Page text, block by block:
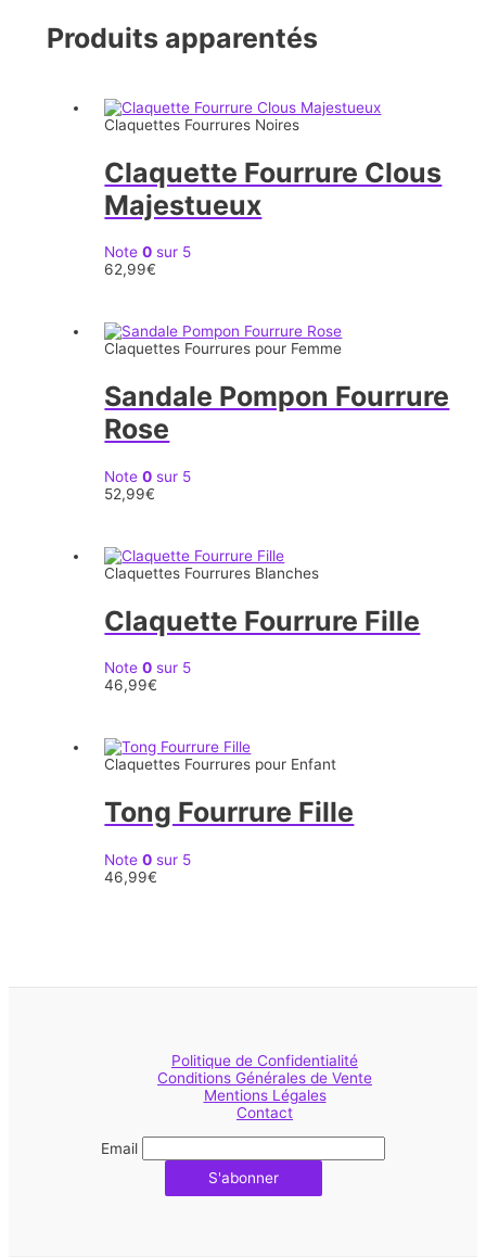
Produits apparentés
Claquettes Fourrures Noires
Claquette Fourrure Clous
Majestueux
Note0 sur 5
62,99€
Claquettes Fourrures pour Femme
Sandale Pompon Fourrure
Rose
Note0 sur 5
52,99€
Claquettes Fourrures Blanches
Claquette Fourrure Fille
Note0 sur 5
46,99€
Claquettes Fourrures pour Enfant
Tong Fourrure Fille
Note0 sur 5
46,99€
Politique de Confidentialité
Conditions Générales de Vente
Mentions Légales
Contact
Email